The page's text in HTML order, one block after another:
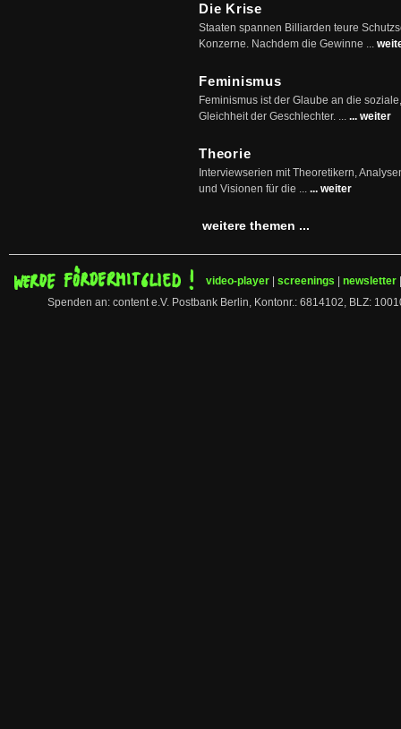
Die Krise
Staaten spannen Billiarden teure
Konzerne. Nachdem die Gewinne ...
Feminismus
Feminismus ist der Glaube an die
Gleichheit der Geschlechter. ... ... weiter
Theorie
Interviewserien mit Theoretikern,
und Visionen für die ... ... weiter
weitere themen ...
video-player screenings newsletter
Spenden an: content e.V. Postbank Berlin, Kontonr.: 6814102, BLZ: